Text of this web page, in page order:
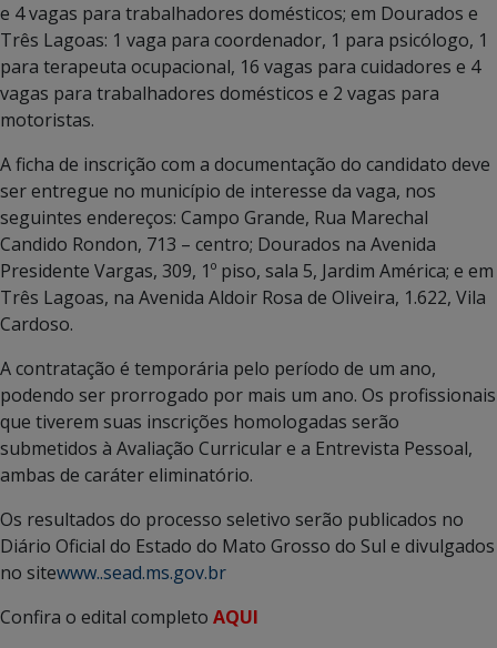
e 4 vagas para trabalhadores domésticos; em Dourados e
Três Lagoas: 1 vaga para coordenador, 1 para psicólogo, 1
para terapeuta ocupacional, 16 vagas para cuidadores e 4
vagas para trabalhadores domésticos e 2 vagas para
motoristas.
A ficha de inscrição com a documentação do candidato deve
ser entregue no município de interesse da vaga, nos
seguintes endereços: Campo Grande, Rua Marechal
Candido Rondon, 713 – centro; Dourados na Avenida
Presidente Vargas, 309, 1º piso, sala 5, Jardim América; e em
Três Lagoas, na Avenida Aldoir Rosa de Oliveira, 1.622, Vila
Cardoso.
A contratação é temporária pelo período de um ano,
podendo ser prorrogado por mais um ano. Os profissionais
que tiverem suas inscrições homologadas serão
submetidos à Avaliação Curricular e a Entrevista Pessoal,
ambas de caráter eliminatório.
Os resultados do processo seletivo serão publicados no
Diário Oficial do Estado do Mato Grosso do Sul e divulgados
no sitewww..sead.ms.gov.br
Confira o edital completo AQUI